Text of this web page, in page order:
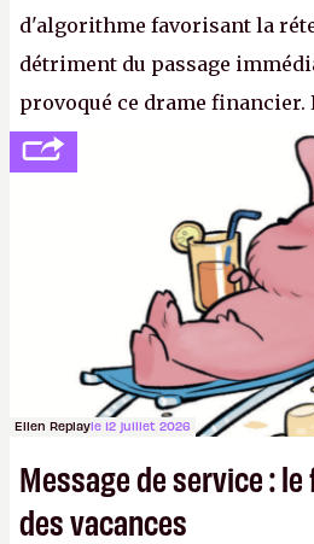
d'algorithme favorisant la
détriment du passage
provoqué ce drame financier.
se consoler, le PDG David
sur le déblocage du jeu en
joueurs majeurs (+32 %).
aux adultes, qui ne sont
avec du pouvoir d'achat.P.
Ellen Replayle 12 juillet 2026
Message de service :
des vacances